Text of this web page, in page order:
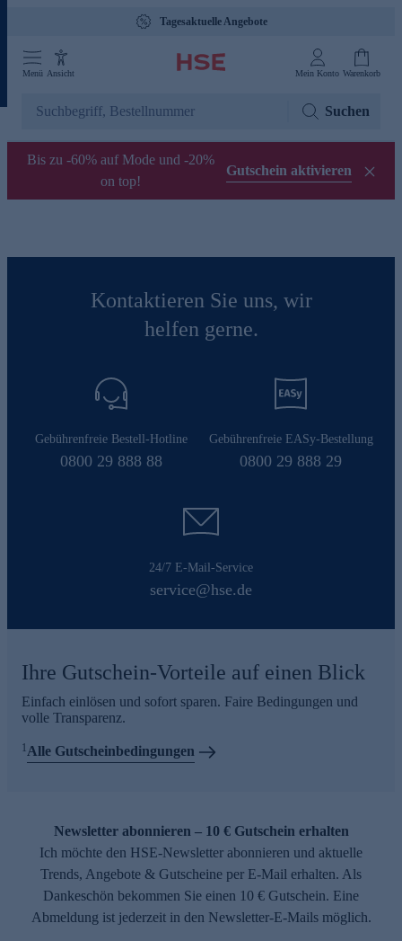
Tagesaktuelle Angebote
Menü Ansicht Mein Konto Warenkorb
Suchen
Bis zu -60% auf Mode und -20%
on top!
Gutschein aktivieren
Kontaktieren Sie uns, wir
helfen gerne.
Gebührenfreie Bestell-Hotline
0800 29 888 88
Gebührenfreie EASy-Bestellung
0800 29 888 29
24/7 E-Mail-Service
service@hse.de
Ihre Gutschein-Vorteile auf einen Blick
Einfach einlösen und sofort sparen. Faire Bedingungen und
volle Transparenz.
1Alle Gutscheinbedingungen
Newsletter abonnieren – 10 € Gutschein erhalten
Ich möchte den HSE-Newsletter abonnieren und aktuelle
Trends, Angebote & Gutscheine per E-Mail erhalten. Als
Dankeschön bekommen Sie einen 10 € Gutschein. Eine
Abmeldung ist jederzeit in den Newsletter-E-Mails möglich.